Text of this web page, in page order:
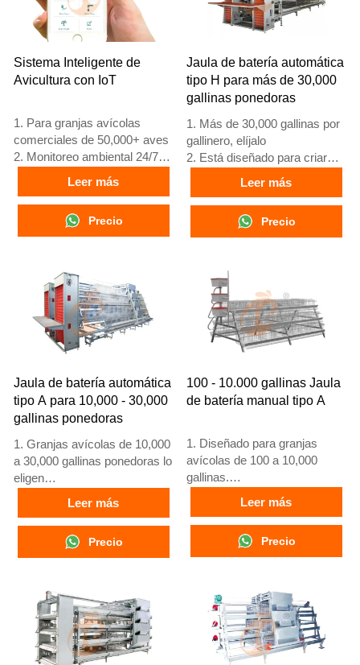
Sistema Inteligente de
Avicultura con IoT
1. Para granjas avícolas
comerciales de 50,000+ aves
2. Monitoreo ambiental 24/7
3. Mejora en conversión
alimenticia del 15-20%
4. Incremento en producción
de huevos del 10%
5. Número de
+8618830120193
Leer más
Precio
Jaula de batería automática
tipo H para más de 30,000
gallinas ponedoras
1. Más de 30,000 gallinas por
gallinero, elíjalo
2. Está diseñado para criar
pollos de 12 o 16 semanas de
edad hasta gallinas ponedoras
adultas
3. Su vida útil es de más de
25 años
24 horas. El número de
WhatsApp es
+8618830120193, +234
8111199996
Leer más
Precio
Jaula de batería automática
tipo A para 10,000 - 30,000
gallinas ponedoras
1. Granjas avícolas de 10,000
a 30,000 gallinas ponedoras lo
eligen
2. Gallinas adultas comienzan
a poner huevos a las 16
semanas
3. Su vida útil supera los 25
años
24 horas. Números de
WhatsApp: +8618830120193,
+234 8111199996
Leer más
Precio
100 - 10.000 gallinas Jaula
de batería manual tipo A
1. Diseñado para granjas
avícolas de 100 a 10,000
gallinas.
2. Cría de pollos de 12 o 16
semanas para puesta de
huevos.
3. Vida útil de más de 25
años.
horas. Número de WhatsApp:
+8618830120193, +234
8111199996
Leer más
Precio